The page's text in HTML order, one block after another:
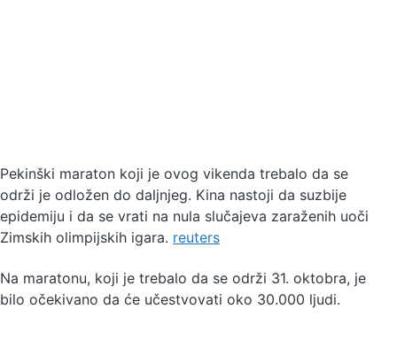
Pekinški maraton koji je ovog vikenda trebalo da se
održi je odložen do daljnjeg. Kina nastoji da suzbije
epidemiju i da se vrati na nula slučajeva zaraženih uoči
Zimskih olimpijskih igara. reuters
Na maratonu, koji je trebalo da se održi 31. oktobra, je
bilo očekivano da će učestvovati oko 30.000 ljudi.